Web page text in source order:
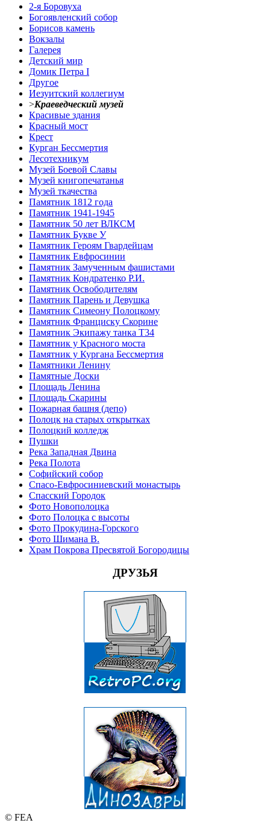
2-я Боровуха
Богоявленский собор
Борисов камень
Вокзалы
Галерея
Детский мир
Домик Петра I
Другое
Иезуитский коллегиум
>Краеведческий музей
Красивые здания
Красный мост
Крест
Курган Бессмертия
Лесотехникум
Музей Боевой Славы
Музей книгопечатанья
Музей ткачества
Памятник 1812 года
Памятник 1941-1945
Памятник 50 лет ВЛКСМ
Памятник Букве У
Памятник Героям Гвардейцам
Памятник Евфросинии
Памятник Замученным фашистами
Памятник Кондратенко Р.И.
Памятник Освободителям
Памятник Парень и Девушка
Памятник Симеону Полоцкому
Памятник Франциску Скорине
Памятник Экипажу танка Т34
Памятник у Красного моста
Памятник у Кургана Бессмертия
Памятники Ленину
Памятные Доски
Площадь Ленина
Площадь Скарины
Пожарная башня (депо)
Полоцк на старых открытках
Полоцкий колледж
Пушки
Река Западная Двина
Река Полота
Софийский собор
Спасо-Евфросиниевский монастырь
Спасский Городок
Фото Новополоцка
Фото Полоцка с высоты
Фото Прокудина-Горского
Фото Шимана В.
Храм Покрова Пресвятой Богородицы
ДРУЗЬЯ
© FEA